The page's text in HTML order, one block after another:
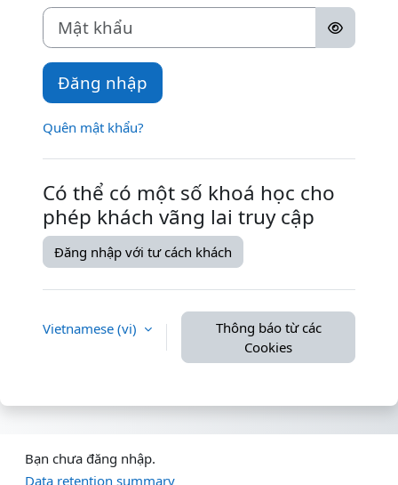
Mật khẩu
Đăng nhập
Quên mật khẩu?
Có thể có một số khoá học cho
phép khách vãng lai truy cập
Đăng nhập với tư cách khách
Vietnamese ‎(vi)‎
Thông báo từ các
Cookies
Bạn chưa đăng nhập.
Data retention summary